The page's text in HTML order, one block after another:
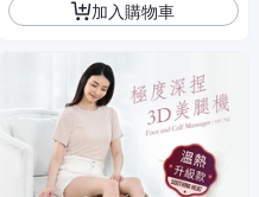
加入購物車